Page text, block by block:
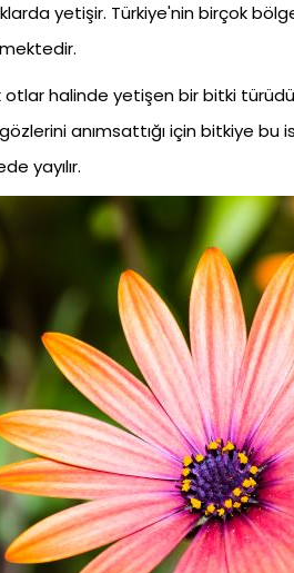
yetişir. Türkiye'nin birçok
otlar halinde yetişen bir bitki
anımsattığı için bitkiye
yayılır.